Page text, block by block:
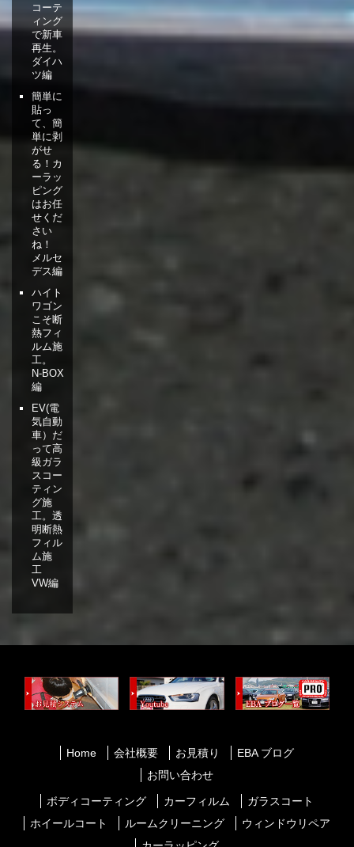
コーテ
ィング
で新車
再生。
ダイハ
ツ編
簡単に
貼っ
て、簡
単に剥
がせ
る！カ
ーラッ
ピング
はお任
せくだ
さい
ね！
メルセ
デス編
ハイト
ワゴン
こそ断
熱フィ
ルム施
工。
N-BOX
編
EV(電
気自動
車）だ
って高
級ガラ
スコー
ティン
グ施
工。透
明断熱
フィル
ム施
工
VW編
Home 会社概要 お見積り
EBA ブログ
お問い合わせ
ボディコーティング カーフィルム
ガラスコート
ホイールコート
ルームクリーニング
ウィンドウリペア